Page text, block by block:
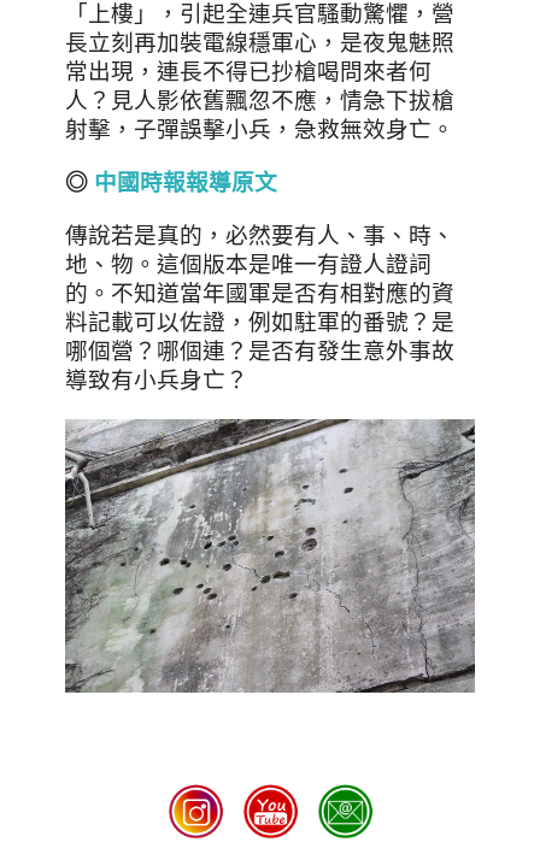
「上樓」，引起全連兵官騷動驚懼，營
長立刻再加裝電線穩軍心，是夜鬼魅照
常出現，連長不得已抄槍喝問來者何
人？見人影依舊飄忽不應，情急下拔槍
射擊，子彈誤擊小兵，急救無效身亡。
◎ 中國時報報導原文
傳說若是真的，必然要有人 、 事 、 時 、
地 、 物。這個版本是唯一有證人證詞
的。不知道當年國軍是否有相對應的資
料記載可以佐證，例如駐軍的番號？是
哪個營？哪個連？是否有發生意外事故
導致有小兵身亡？